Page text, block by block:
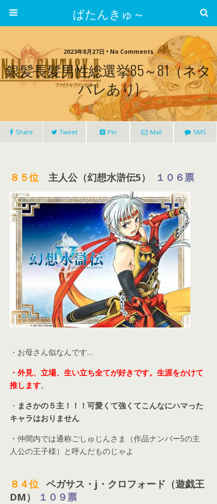
ばたんきゅ～
2023年8月27日 • No Comments
銀髪長髪男性総選挙85～81（ネタ
バレあり)
Share Tweet Pin Mail SMS
８５位 主人公（幻想水滸伝5） １０６票
・お母さん似なんです…
・外見、立場、生い立ち全てが好きです。生涯をかけて
推します。
・ まさかの５主！！！可愛くて強くてこんなにハマった
キャラはおりません
・仲間内では通称ごしゅじんさま（作品ナンバー5の主
人公の王子様）と呼んだものじゃよ
８４位 ペガサス・j・クロフォード（遊戯王
DM）
１０９票